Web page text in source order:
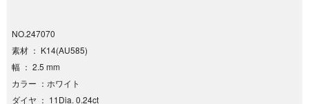
NO.247070
素材 ： K14(AU585)
幅 ： 2.5 mm
カラー ：ホワイト
ダイヤ ： 11Dia. 0.24ct